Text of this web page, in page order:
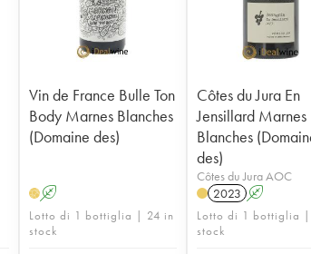
Vin de France Bulle Ton
Body Marnes Blanches
(Domaine des)
H A
Lotto di 1 bottiglia | 24 in
stock
Côtes du Jura En
Jensillard Marnes
Blanches
des)
Côtes du Jura AOC
2023 A
Lotto di 1 bottiglia |
stock